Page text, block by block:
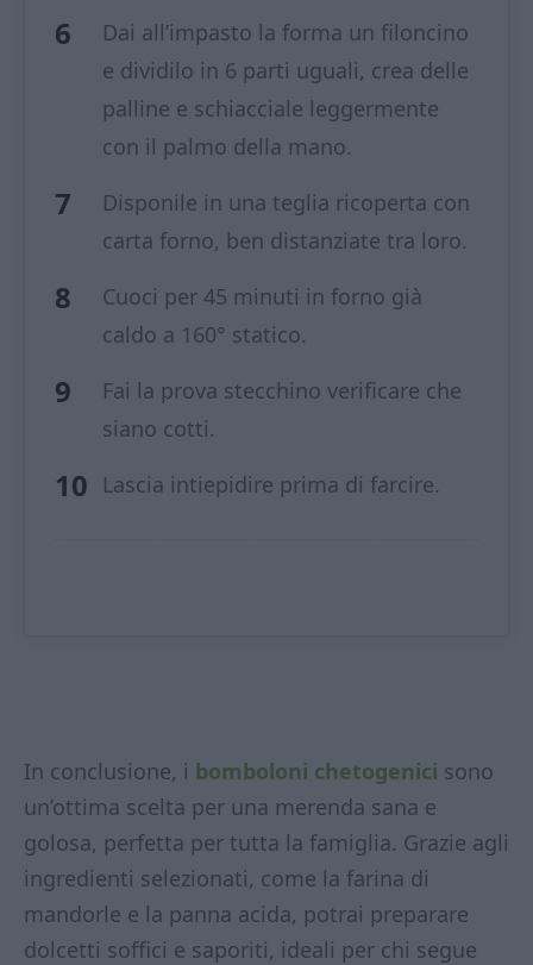
Dai all’impasto la forma un filoncino
e dividilo in 6 parti uguali, crea delle
palline e schiacciale leggermente
con il palmo della mano.
Disponile in una teglia ricoperta con
carta forno, ben distanziate tra loro.
Cuoci per 45 minuti in forno già
caldo a 160° statico.
Fai la prova stecchino verificare che
siano cotti.
Lascia intiepidire prima di farcire.
In conclusione, i bomboloni chetogenici sono
un’ottima scelta per una merenda sana e
golosa, perfetta per tutta la famiglia. Grazie agli
ingredienti selezionati, come la farina di
mandorle e la panna acida, potrai preparare
dolcetti soffici e saporiti, ideali per chi segue